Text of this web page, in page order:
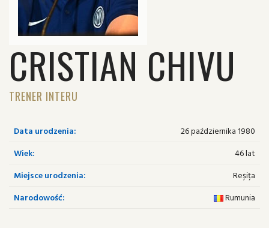
CRISTIAN CHIVU
TRENER INTERU
Data urodzenia:
26 października 1980
Wiek:
46 lat
Miejsce urodzenia:
Reșița
Narodowość:
Rumunia